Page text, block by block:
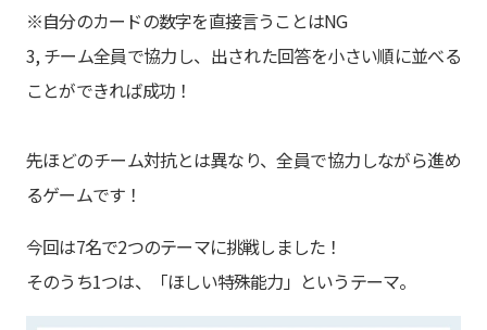
※自分のカードの数字を直接言うことはNG
3, チーム全員で協力し、出された回答を小さい順に並べる
ことができれば成功！
先ほどのチーム対抗とは異なり、全員で協力しながら進め
るゲームです！
今回は7名で2つのテーマに挑戦しました！
そのうち1つは、「ほしい特殊能力」というテーマ。